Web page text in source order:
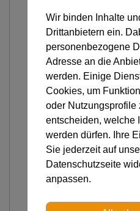
Wir binden Inhalte
Drittanbietern ein.
personenbezogene
Adresse an die
werden. Einige
Cookies, um
oder Nutzungsprofile
entscheiden, welche
werden dürfen. Ihre
Sie jederzeit auf
Datenschutzseite
anpassen.